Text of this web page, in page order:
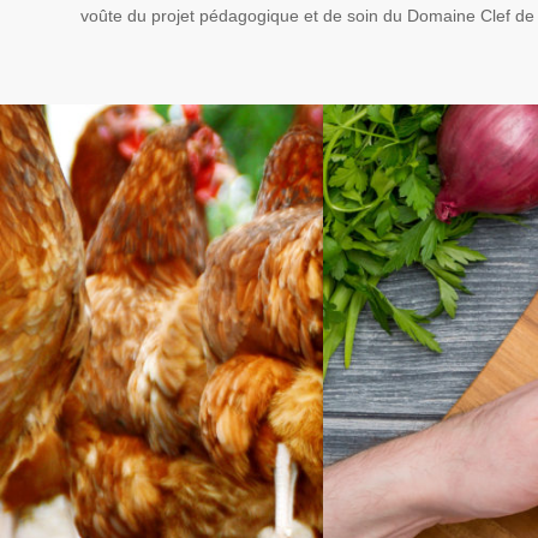
voûte du projet pédagogique et de soin du Domaine Clef de